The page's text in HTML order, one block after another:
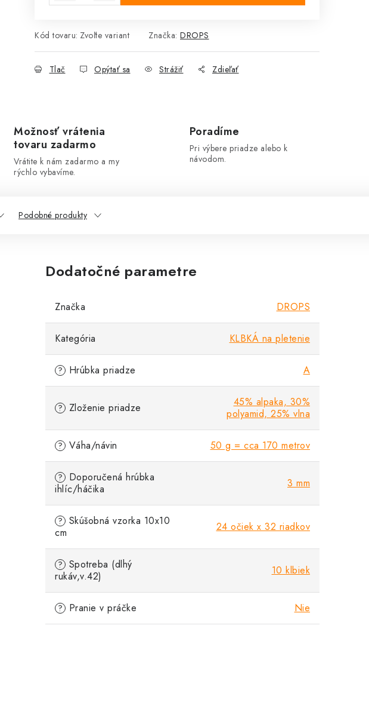
Kód tovaru: Zvoľte variant Značka: DROPS
Tlač Opýtať sa Strážiť Zdieľať
Možnosť vrátenia
tovaru zadarmo
Vrátite k nám zadarmo a my
rýchlo vybavíme.
Poradíme
Pri výbere priadze alebo k
návodom.
Podobné produkty
Dodatočné parametre
Značka DROPS
Kategória KLBKÁ na pletenie
? Hrúbka priadze A
? Zloženie priadze
45% alpaka, 30%
polyamid, 25% vlna
? Váha/návin 50 g = cca 170 metrov
? Doporučená hrúbka
ihlíc/háčika
3 mm
? Skúšobná vzorka 10x10
cm
24 očiek x 32 riadkov
? Spotreba (dlhý
rukáv,v.42)
10 klbiek
? Pranie v práčke Nie